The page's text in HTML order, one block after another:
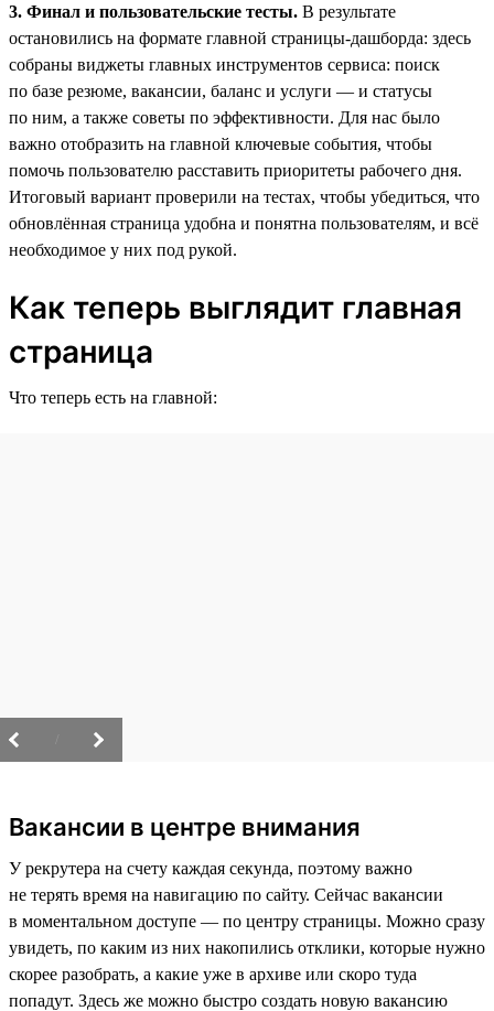
3. Финал и пользовательские тесты. В результате
остановились на формате главной страницы-дашборда: здесь
собраны виджеты главных инструментов сервиса: поиск
по базе резюме, вакансии, баланс и услуги — и статусы
по ним, а также советы по эффективности. Для нас было
важно отобразить на главной ключевые события, чтобы
помочь пользователю расставить приоритеты рабочего дня.
Итоговый вариант проверили на тестах, чтобы убедиться, что
обновлённая страница удобна и понятна пользователям, и всё
необходимое у них под рукой.
Как теперь выглядит главная
страница
Что теперь есть на главной:
Вакансии в центре внимания
У рекрутера на счету каждая секунда, поэтому важно
не терять время на навигацию по сайту. Сейчас вакансии
в моментальном доступе — по центру страницы. Можно сразу
увидеть, по каким из них накопились отклики, которые нужно
скорее разобрать, а какие уже в архиве или скоро туда
попадут. Здесь же можно быстро создать новую вакансию